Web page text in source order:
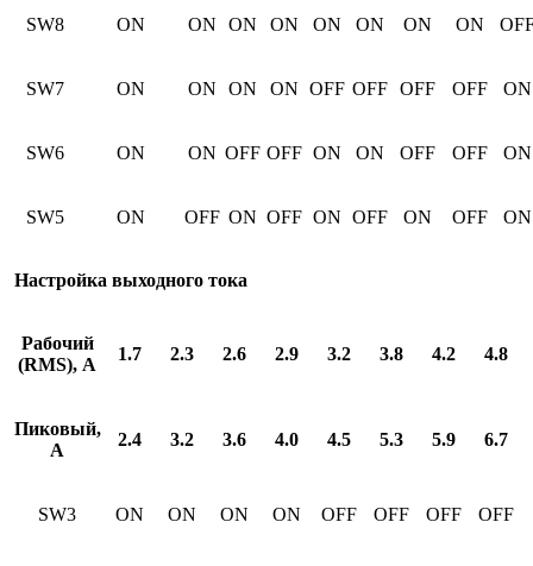
SW8 ON ON ON ON ON ON ON ON
SW7 ON ON ON ON OFF OFF OFF OFF ON
SW6 ON ON OFF OFF ON ON OFF OFF ON
SW5 ON OFF ON OFF ON OFF ON OFF ON
Настройка выходного тока
Рабочий
(RMS), А
1.7 2.3 2.6 2.9 3.2 3.8 4.2 4.8
Пиковый,
А
2.4 3.2 3.6 4.0 4.5 5.3 5.9 6.7
SW3 ON ON ON ON OFF OFF OFF OFF